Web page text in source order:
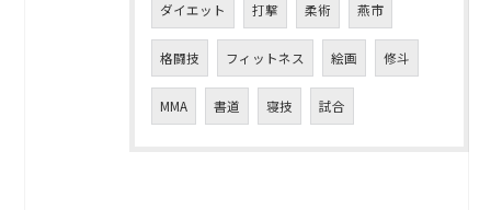
ダイエット 打撃 柔術 燕市
格闘技 フィットネス 絵画 修斗
MMA 書道 寝技 試合